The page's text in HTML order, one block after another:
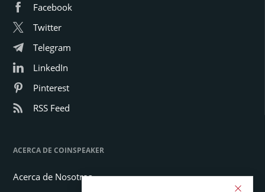
Facebook
Twitter
Telegram
LinkedIn
Pinterest
RSS Feed
ACERCA DE COINSPEAKER
Acerca de Nosotros